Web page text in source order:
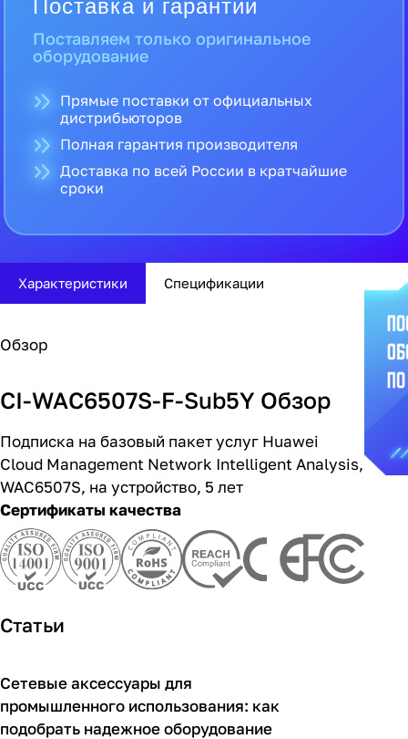
Поставка и гарантии
Поставляем только оригинальное
оборудование
Прямые поставки от официальных
дистрибьюторов
Полная гарантия производителя
Доставка по всей России в кратчайшие
сроки
Характеристики Спецификации
Обзор
CI-WAC6507S-F-Sub5Y Обзор
Подписка на базовый пакет услуг Huawei
Cloud Management Network Intelligent Analysis,
WAC6507S, на устройство, 5 лет
Сертификаты качества
Статьи
Советы покупателям
Сетевые аксессуары для
промышленного использования: как
подобрать надежное оборудование